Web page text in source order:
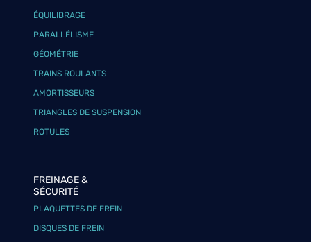
ÉQUILIBRAGE
PARALLÉLISME
GÉOMÉTRIE
TRAINS ROULANTS
AMORTISSEURS
TRIANGLES DE SUSPENSION
ROTULES
FREINAGE &
SÉCURITÉ
PLAQUETTES DE FREIN
DISQUES DE FREIN